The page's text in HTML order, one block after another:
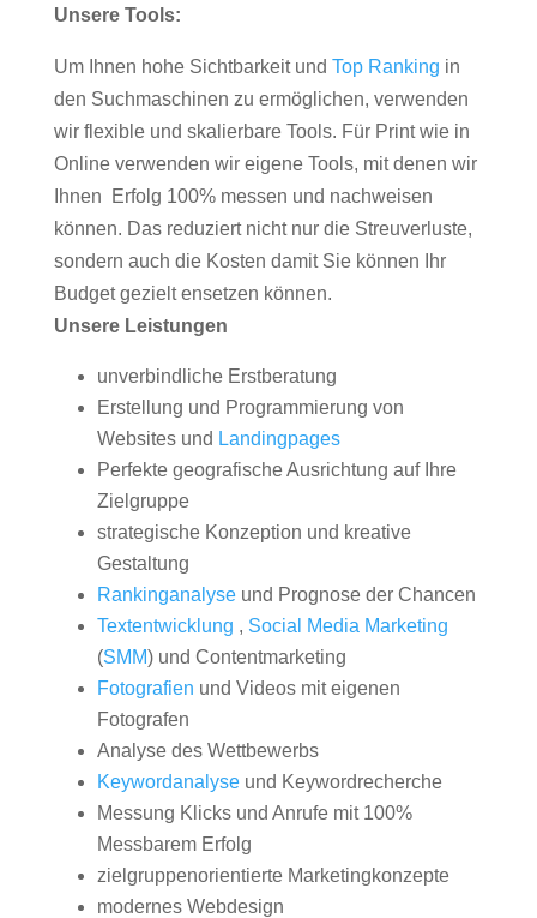
Unsere Tools:
Um Ihnen hohe Sichtbarkeit und Top Ranking in
den Suchmaschinen zu ermöglichen, verwenden
wir flexible und skalierbare Tools. Für Print wie in
Online verwenden wir eigene Tools, mit denen wir
Ihnen Erfolg 100% messen und nachweisen
können. Das reduziert nicht nur die Streuverluste,
sondern auch die Kosten damit Sie können Ihr
Budget gezielt ensetzen können.
Unsere Leistungen
unverbindliche Erstberatung
Erstellung und Programmierung von
Websites und Landingpages
Perfekte geografische Ausrichtung auf Ihre
Zielgruppe
strategische Konzeption und kreative
Gestaltung
Rankinganalyseund Prognose der Chancen
Textentwicklung , Social Media Marketing
(SMM) und Contentmarketing
Fotografien und Videos mit eigenen
Fotografen
Analyse des Wettbewerbs
Keywordanalyseund Keywordrecherche
Messung Klicks und Anrufe mit 100%
Messbarem Erfolg
zielgruppenorientierte Marketingkonzepte
modernes Webdesign